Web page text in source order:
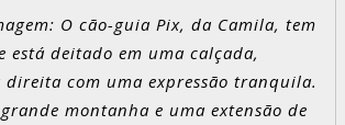
O cão-guia Pix, da Camila, tem
está deitado em uma calçada,
com uma expressão tranquila.
montanha e uma extensão de